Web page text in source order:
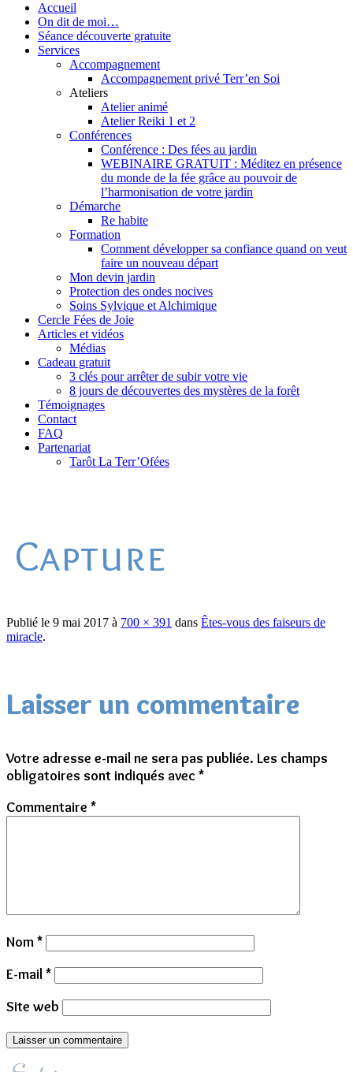
Accueil
On dit de moi…
Séance découverte gratuite
Services
Accompagnement
Accompagnement privé Terr’en Soi
Ateliers
Atelier animé
Atelier Reiki 1 et 2
Conférences
Conférence : Des fées au jardin
WEBINAIRE GRATUIT : Méditez en présence
du monde de la fée grâce au pouvoir de
l’harmonisation de votre jardin
Démarche
Re habite
Formation
Comment développer sa confiance quand on veut
faire un nouveau départ
Mon devin jardin
Protection des ondes nocives
Soins Sylvique et Alchimique
Cercle Fées de Joie
Articles et vidéos
Médias
Cadeau gratuit
3 clés pour arrêter de subir votre vie
8 jours de découvertes des mystères de la forêt
Témoignages
Contact
FAQ
Partenariat
Tarôt La Terr’Ofées
Capture
Publié le 9 mai 2017 à 700 × 391 dans Êtes-vous des faiseurs de
miracle.
Laisser un commentaire
Votre adresse e-mail ne sera pas publiée. Les champs
obligatoires sont indiqués avec *
Commentaire *
Nom*
E-mail*
Site web